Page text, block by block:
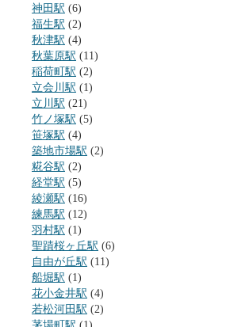
神田駅 (6)
福生駅 (2)
秋津駅 (4)
秋葉原駅 (11)
稲荷町駅 (2)
立会川駅 (1)
立川駅 (21)
竹ノ塚駅 (5)
笹塚駅 (4)
築地市場駅 (2)
糀谷駅 (2)
経堂駅 (5)
綾瀬駅 (16)
練馬駅 (12)
羽村駅 (1)
聖蹟桜ヶ丘駅 (6)
自由が丘駅 (11)
船堀駅 (1)
花小金井駅 (4)
若松河田駅 (2)